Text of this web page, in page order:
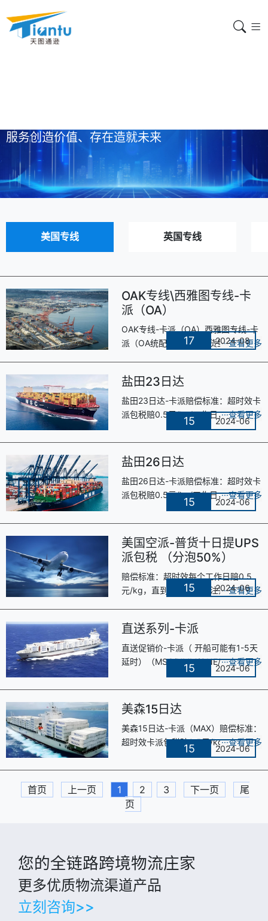
服务创造价值、存在造就未来
美国专线 英国专线
17 2024-08
OAK专线\西雅图专线-卡
派（OA）
OAK专线-卡派（OA）西雅图专线-卡
派（OA统配）注意事项货型比例超过
···
15 2024-06
盐田23日达
盐田23日达-卡派赔偿标准：超时效卡
派包税赔0.5元/kg/工作日，卡派不包
税50元/方/工作日（直至运费抵完为
止）不包税注意事项：①不含关税···
15 2024-06
盐田26日达
盐田26日达-卡派赔偿标准：超时效卡
派包税赔0.5元/kg/工作日，卡派不包
税50元/方/工作日（直至运费抵完为
止）不包税注意事项：①不含关税···
15 2024-06
美国空派-普货十日提UPS
派包税 （分泡50%）
赔偿标准：超时效每个工作日赔0.5
元/kg，直到运费抵完。注意事项货型
价···
15 2024-06
直送系列-卡派
直送促销价-卡派（ 开船可能有1-5天
延时）（MSC/HMM/ONE/OA/合德/
海领（义乌）/TSL统配）直送快速达-
卡派（OA）OAK直送促销价-卡派（
开船···
15 2024-06
美森15日达
美森15日达-卡派（MAX）赔偿标准：
超时效卡派包税赔0.5元/kg/工作日，
卡派不包税50元/方/工作日（直至运
费抵完为止）美森正班13日达查验一
···
首页 上一页 1 2 3 下一页
尾
页
您的全链路跨境物流庄家
更多优质物流渠道产品
立刻咨询>>